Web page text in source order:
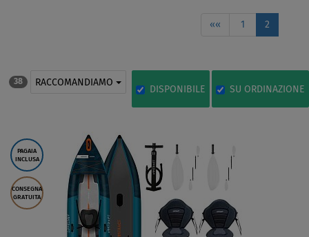
«« 1 2
38 RACCOMANDIAMO
DISPONIBILE SU ORDINAZIONE
PAGAIA
INCLUSA
CONSEGNA
GRATUITA